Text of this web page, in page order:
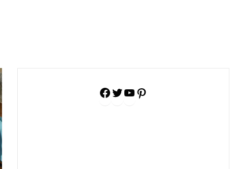
Facebook
Twitter
YouTube
Pinterest